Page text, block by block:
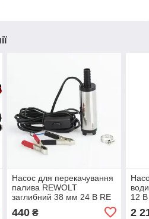
Насос для перекачування
палива REWOLT
заглибний 38 мм 24 В RE
440₴
12
2